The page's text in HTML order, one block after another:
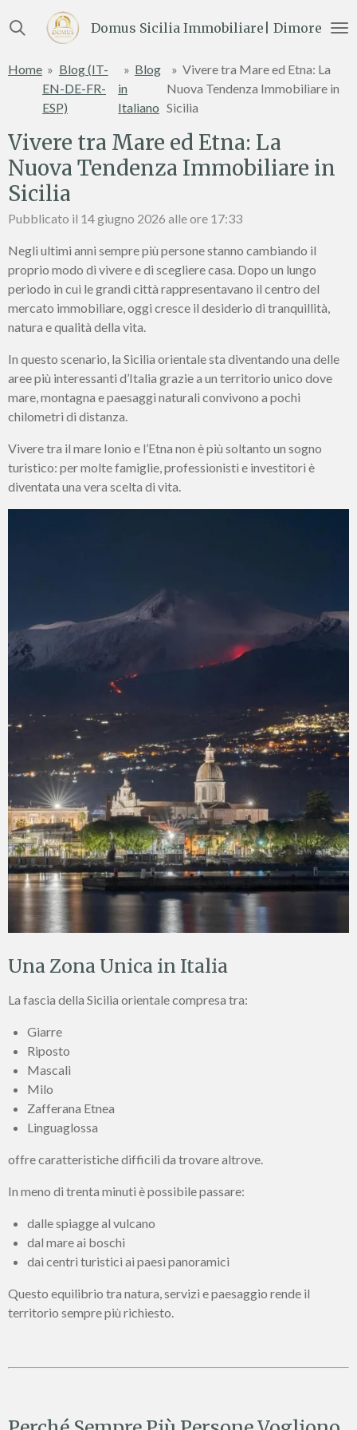
al
principale
Domus Sicilia Immobiliare| Dimore e
Home » Blog (IT-
EN-DE-FR-
ESP)
» Blog
in
Italiano
» Vivere tra Mare ed Etna: La
Nuova Tendenza Immobiliare in
Sicilia
Vivere tra Mare ed Etna: La
Nuova Tendenza Immobiliare in
Sicilia
Pubblicato il 14 giugno 2026 alle ore 17:33
Negli ultimi anni sempre più persone stanno cambiando il
proprio modo di vivere e di scegliere casa. Dopo un lungo
periodo in cui le grandi città rappresentavano il centro del
mercato immobiliare, oggi cresce il desiderio di tranquillità,
natura e qualità della vita.
In questo scenario, la Sicilia orientale sta diventando una delle
aree più interessanti d’Italia grazie a un territorio unico dove
mare, montagna e paesaggi naturali convivono a pochi
chilometri di distanza.
Vivere tra il mare Ionio e l’Etna non è più soltanto un sogno
turistico: per molte famiglie, professionisti e investitori è
diventata una vera scelta di vita.
Una Zona Unica in Italia
La fascia della Sicilia orientale compresa tra:
Giarre
Riposto
Mascali
Milo
Zafferana Etnea
Linguaglossa
offre caratteristiche difficili da trovare altrove.
In meno di trenta minuti è possibile passare:
dalle spiagge al vulcano
dal mare ai boschi
dai centri turistici ai paesi panoramici
Questo equilibrio tra natura, servizi e paesaggio rende il
territorio sempre più richiesto.